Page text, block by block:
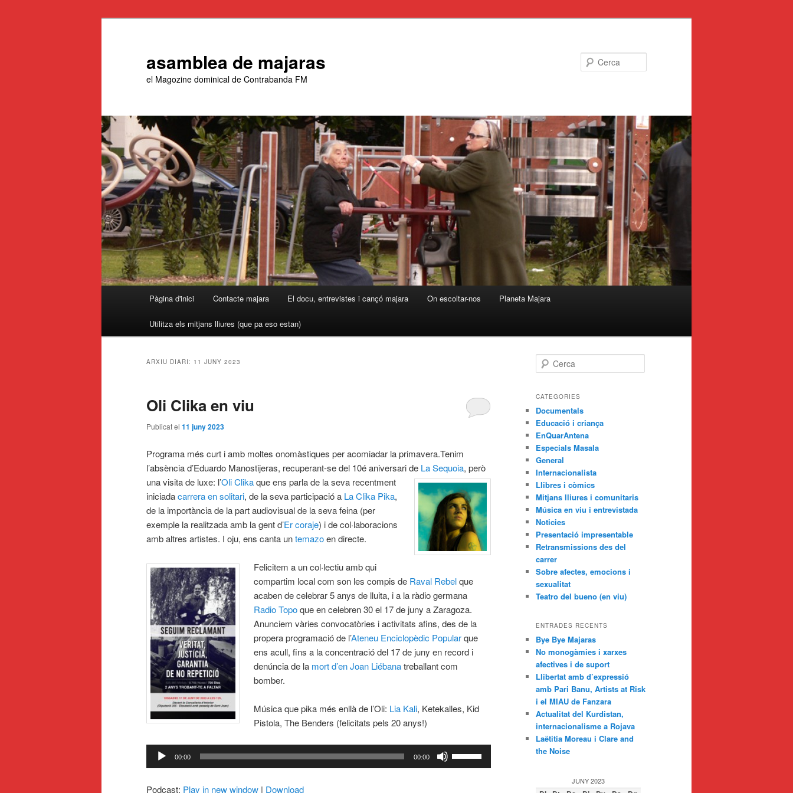
asamblea de majaras
el Magozine dominical de Contrabanda FM
Pàgina d'inici Contacte majara El docu, entrevistes i cançó majara On escoltar-nos Planeta Majara
Utilitza els mitjans lliures (que pa eso estan)
ARXIU DIARI: 11 JUNY 2023
Oli Clika en viu
Publicat el 11 juny 2023
Programa més curt i amb moltes onomàstiques per acomiadar la primavera.Tenim
l’absència d’Eduardo Manostijeras, recuperant-se del 10é aniversari de La Sequoia, però
una visita de luxe: l’Oli Clikaque ens parla de la seva recentment
iniciadacarrera en solitari, de la seva participació a La Clika Pika,
de la importància de la part audiovisual de la seva feina (per
exemple la realitzada amb la gent d’Er coraje) i de col·laboracions
amb altres artistes. I oju, ens canta untemazoen directe.
Felicitem a un col·lectiu amb qui
compartim local com son les compis de Raval Rebelque
acaben de celebrar 5 anys de lluita, i a la ràdio germana
Radio Topoque en celebren 30 el 17 de juny a Zaragoza.
Anunciem vàries convocatòries i activitats afins, des de la
propera programació de l’Ateneu Enciclopèdic Popularque
ens acull, fins a la concentració del 17 de juny en record i
denúncia de la mort d’en Joan Liébanatreballant com
bomber.
Música que pika més enllà de l’Oli: Lia Kali, Ketekalles, Kid
Pistola, The Benders (felicitats pels 20 anys!)
Reproductor
d'àudio
00:00 00:00
Podcast: Play in new window | Download
e
c
CATEGORIES
Documentals
Educació i criança
EnQuarAntena
Especials Masala
General
Internacionalista
Llibres i còmics
Mitjans lliures i comunitaris
Música en viu i entrevistada
Noticies
Presentació impresentable
Retransmissions des del
carrer
Sobre afectes, emocions i
sexualitat
Teatro del bueno (en viu)
ENTRADES RECENTS
Bye Bye Majaras
No monogàmies i xarxes
afectives i de suport
Llibertat amb d’expressió
amb Pari Banu, Artists at Risk
i el MIAU de Fanzara
Actualitat del Kurdistan,
internacionalisme a Rojava
Laëtitia Moreau i Clare and
the Noise
JUNY 2023